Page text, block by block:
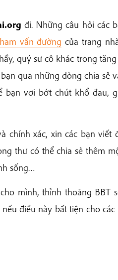
đi. Những câu hỏi các
vấn đường của trang
quý sư cô khác trong
qua những dòng chia sẻ
bạn vơi bớt chút khổ đau,
chính xác, xin các bạn viết
thư có thể chia sẻ thêm
sống…
mình, thỉnh thoảng BBT
điều này bất tiện cho các